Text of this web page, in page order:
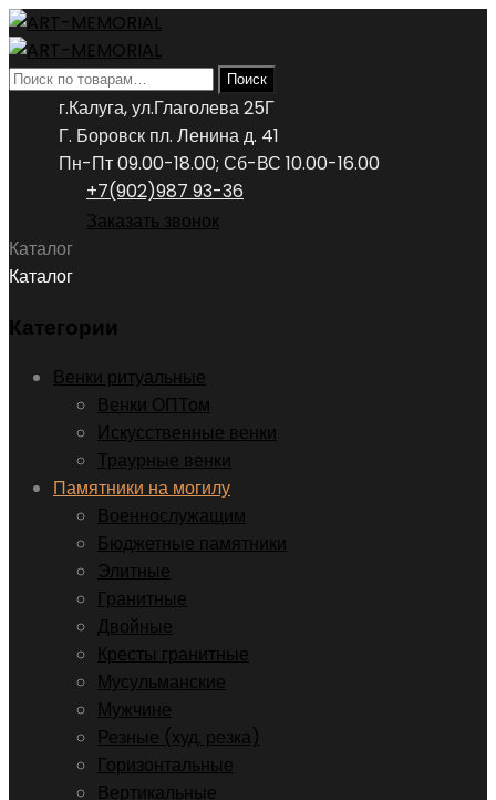
Искать: Поиск
г.Калуга, ул.Глаголева 25Г
Г. Боровск пл. Ленина д. 41
Пн-Пт 09.00-18.00; Сб-ВС 10.00-16.00
+7(902)987 93-36
Заказать звонок
Каталог
Каталог
Категории
Венки ритуальные
Венки ОПТом
Искусственные венки
Траурные венки
Памятники на могилу
Военнослужащим
Бюджетные памятники
Элитные
Гранитные
Двойные
Кресты гранитные
Мусульманские
Мужчине
Резные (худ. резка)
Горизонтальные
Вертикальные